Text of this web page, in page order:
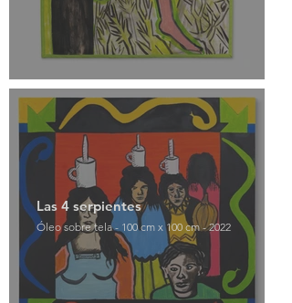
Las 4 serpientes
Óleo sobre tela - 100 cm x 100 cm - 2022